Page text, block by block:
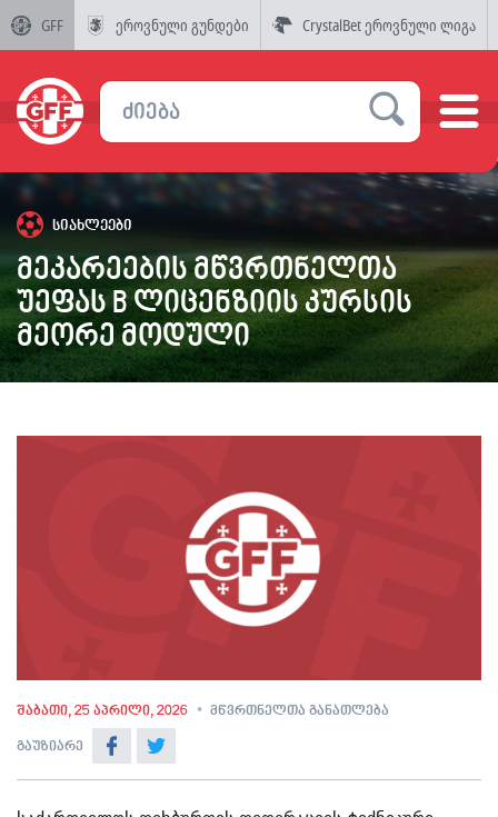
GFF ეროვნული გუნდები CrystalBet ეროვნული ლიგა
სიახლეები
მეკარეების მწვრთნელთა
უეფას B ლიცენზიის კურსის
მეორე მოდული
შაბათი, 25 აპრილი, 2026 მწვრთნელთა განათლება
გაუზიარე